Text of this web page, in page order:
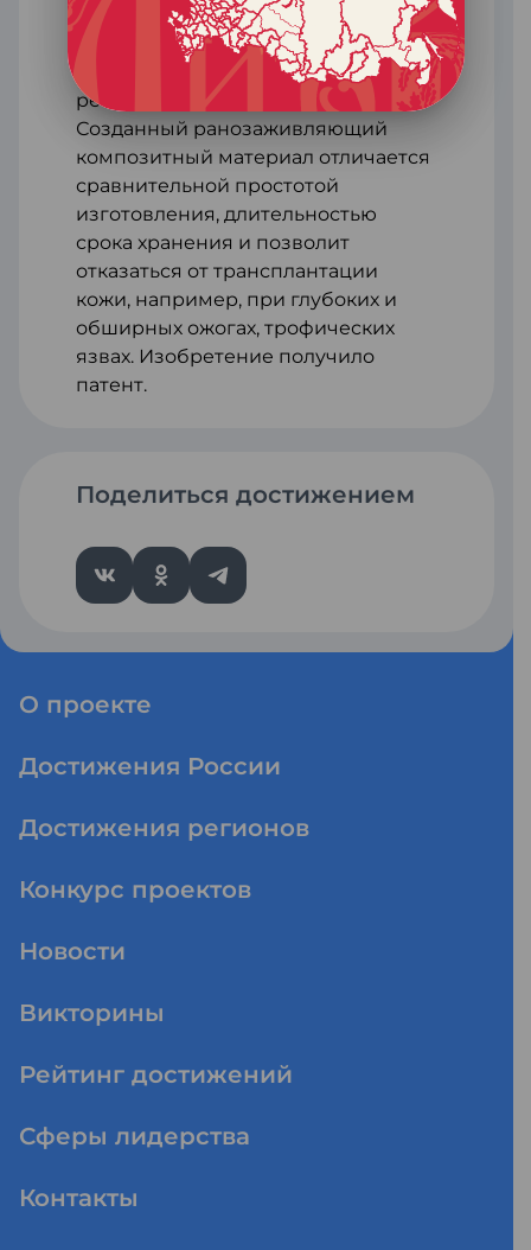
Поделиться достижением
человека. Изобретение относится
к медицинским биотехнологиям —
тканеинженерным подходам
регенеративной медицины.
Созданный ранозаживляющий
композитный материал отличается
сравнительной простотой
изготовления, длительностью
срока хранения и позволит
отказаться от трансплантации
кожи, например, при глубоких и
обширных ожогах, трофических
язвах. Изобретение получило
патент.
О проекте
Достижения России
Достижения регионов
Конкурс проектов
Новости
Викторины
Рейтинг достижений
Сферы лидерства
Контакты